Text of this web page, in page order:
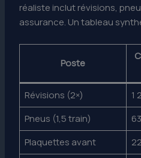
réaliste inclut révisions,
assurance. Un tableau
Poste
Révisions (2×)
1
Pneus (1,5 train)
Plaquettes avant